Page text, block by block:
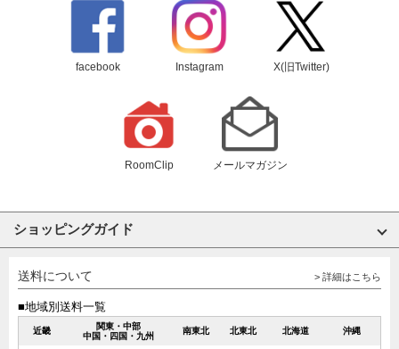
facebook Instagram X(旧Twitter)
RoomClip メールマガジン
ショッピングガイド
送料について > 詳細はこちら
■地域別送料一覧
近畿
関東・中部
中国・四国・九州
南東北 北東北 北海道 沖縄